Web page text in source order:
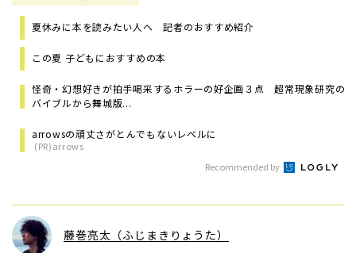
夏休みに本を読みたい人へ 記者のおすすめ紹介
この夏 子どもにおすすめの本
怪奇・幻想好きが拍手喝采するホラーの好企画３点 超常現象研究の
バイブルから舞城版...
arrowsの頑丈さがとんでもないレベルに
(PR)arrows
Recommended by
藤巻亮太（ふじまきりょうた）